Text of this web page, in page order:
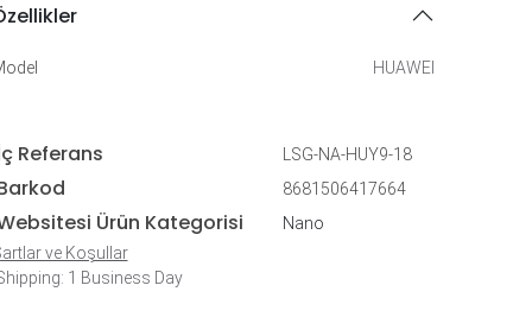
HUAWEI
Referans LSG-NA-HUY9-18
8681506417664
Ürün Kategorisi
Nano
ve Koşullar
1 Business Day